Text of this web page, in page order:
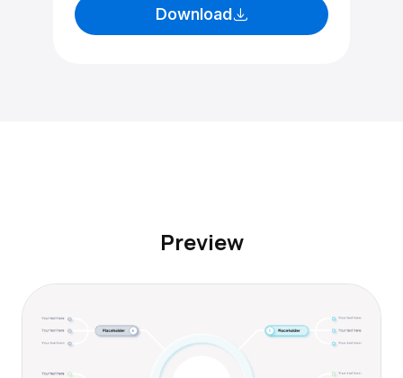
Download
Preview